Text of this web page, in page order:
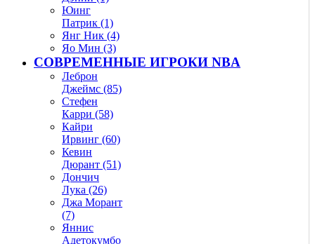
Юинг
Патрик (1)
Янг Ник (4)
Яо Мин (3)
СОВРЕМЕННЫЕ ИГРОКИ NBA
Леброн
Джеймс (85)
Стефен
Карри (58)
Кайри
Ирвинг (60)
Кевин
Дюрант (51)
Дончич
Лука (26)
Джа Морант
(7)
Яннис
Адетокумбо